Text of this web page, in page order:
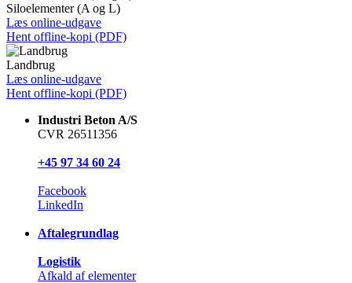
Siloelementer (A og L)
Læs online-udgave
Hent offline-kopi (PDF)
Landbrug
Læs online-udgave
Hent offline-kopi (PDF)
Industri Beton A/S
CVR 26511356
+45 97 34 60 24
Facebook
LinkedIn
Aftalegrundlag
Logistik
Afkald af elementer